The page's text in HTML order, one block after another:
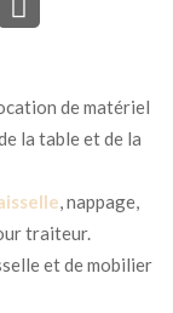
de matériel
la table et de la
, nappage,
traiteur.
et de mobilier